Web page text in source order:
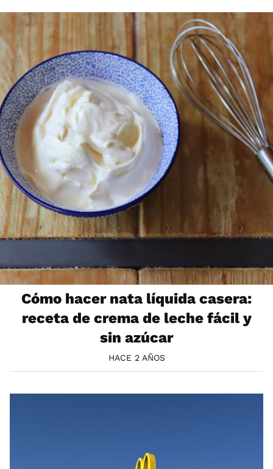
Cómo hacer nata líquida casera:
receta de crema de leche fácil y
sin azúcar
HACE 2 AÑOS